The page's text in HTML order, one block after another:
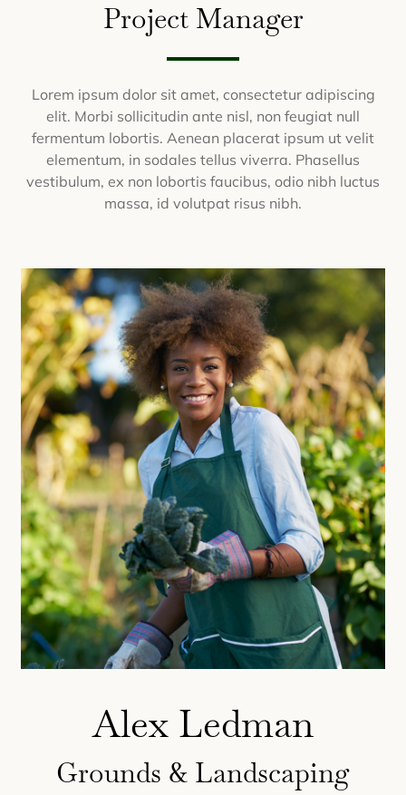
Project Manager
Lorem ipsum dolor sit amet, consectetur adipiscing
elit. Morbi sollicitudin ante nisl, non feugiat null
fermentum lobortis. Aenean placerat ipsum ut velit
elementum, in sodales tellus viverra. Phasellus
vestibulum, ex non lobortis faucibus, odio nibh luctus
massa, id volutpat risus nibh.
Alex Ledman
Grounds & Landscaping